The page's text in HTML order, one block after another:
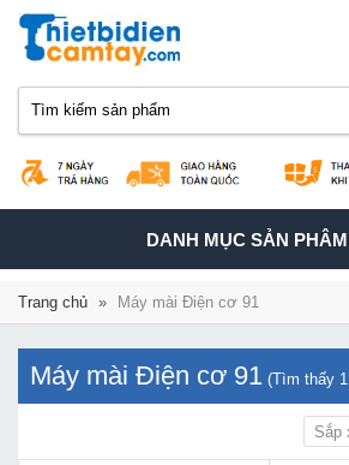
TOGGLE
NAVIGATION
DANH MỤC SẢN PHÂM
Trang chủ » Máy mài Điện cơ 91
Máy mài Điện cơ 91 (Tìm thấy 1